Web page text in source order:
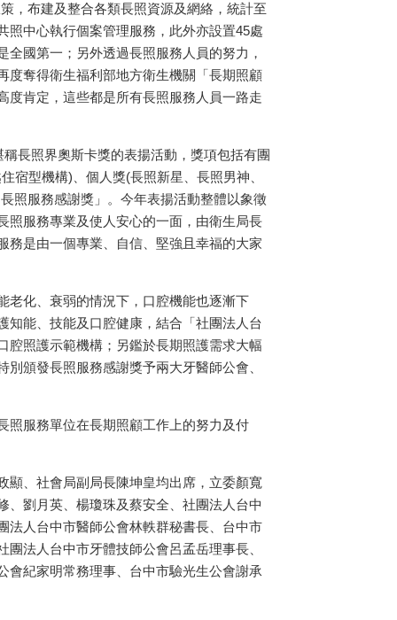
，布建及整合各類長照資源及網絡，統計至
照中心執行個案管理服務，此外亦設置45處
國第一；另外透過長照服務人員的努力，
度奪得衛生福利部地方衛生機關「長期照顧
度肯定，這些都是所有長照服務人員一路走
長照界奧斯卡獎的表揚活動，獎項包括有團
宿型機構)、個人獎(長照新星、長照男神、
照服務感謝獎」。今年表揚活動整體以象徵
照服務專業及使人安心的一面，由衛生局長
務是由一個專業、自信、堅強且幸福的大家
老化、衰弱的情況下，口腔機能也逐漸下
知能、技能及口腔健康，結合「社團法人台
腔照護示範機構；另鑑於長期照護需求大幅
頒發長照服務感謝獎予兩大牙醫師公會、
照服務單位在長期照顧工作上的努力及付
顯、社會局副局長陳坤皇均出席，立委顏寬
、劉月英、楊瓊珠及蔡安全、社團法人台中
法人台中市醫師公會林軼群秘書長、台中市
法人台中市牙體技師公會呂孟岳理事長、
會紀家明常務理事、台中市驗光生公會謝承